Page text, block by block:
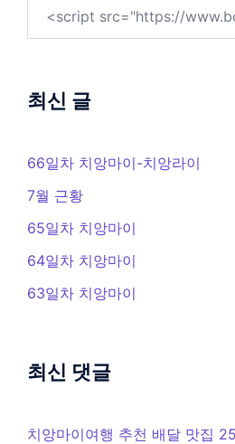
최신 글
66일차 치앙마이-치앙라이
7월 근황
65일차 치앙마이
64일차 치앙마이
63일차 치앙마이
최신 댓글
치앙마이여행 추천 배달 맛집